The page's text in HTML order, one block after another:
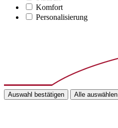
Komfort
Personalisierung
Auswahl bestätigen Alle auswählen